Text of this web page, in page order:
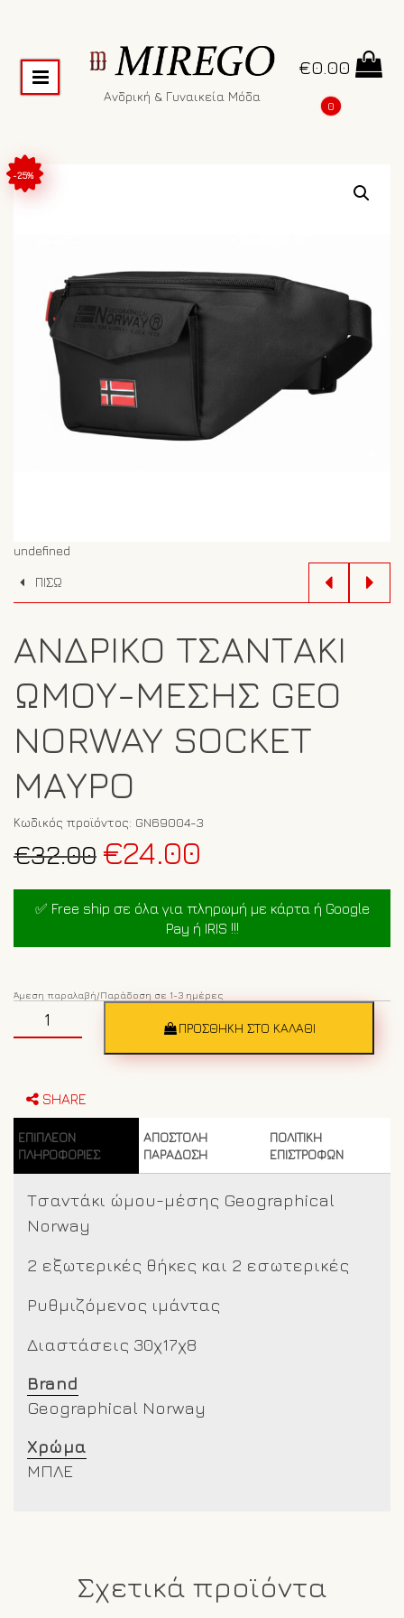
Ανδρική & Γυναικεία Μόδα
€0.00
0
-25%
undefined
ΠΙΣΩ
ΑΝΔΡΙΚΌ ΤΣΑΝΤΆΚΙ
ΏΜΟΥ-ΜΈΣΗΣ GEO
NORWAY SOCKET
ΜΑΎΡΟ
Κωδικός προϊόντος: GN69004-3
€32.00 Original
price
was:
€32.00.
€24.00
τιμή
είναι:
€24.00.
✅ Free ship σε όλα για πληρωμή με κάρτα ή Google
Pay ή IRIS !!!
Άμεση παραλαβή/Παράδοση σε 1-3 ημέρες
τσαντάκι
ώμου-
Norway
Μαύρο
ποσότητα
ΠΡΟΣΘΉΚΗ ΣΤΟ ΚΑΛΆΘΙ
SHARE
ΕΠΙΠΛΈΟΝ
ΠΛΗΡΟΦΟΡΊΕΣ
ΑΠΟΣΤΟΛΗ
ΠΑΡΑΔΟΣΗ
ΠΟΛΙΤΙΚΗ
ΕΠΙΣΤΡΟΦΩΝ
Τσαντάκι ώμου-μέσης Geographical
Norway
2 εξωτερικές θήκες και 2 εσωτερικές
Ρυθμιζόμενος ιμάντας
Διαστάσεις 30χ17χ8
Brand
Geographical Norway
Χρώμα
ΜΠΛΕ
Σχετικά προϊόντα